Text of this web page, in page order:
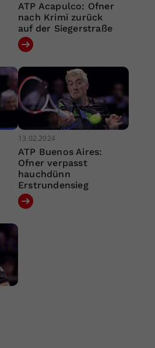
ATP Acapulco: Ofner
nach Krimi zurück
auf der Siegerstraße
13.02.2024
ATP Buenos Aires:
Ofner verpasst
hauchdünn
Erstrundensieg